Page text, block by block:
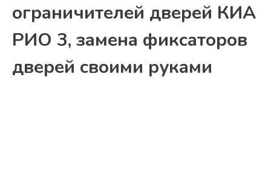
ограничителей дверей КИА
РИО 3, замена фиксаторов
дверей своими руками